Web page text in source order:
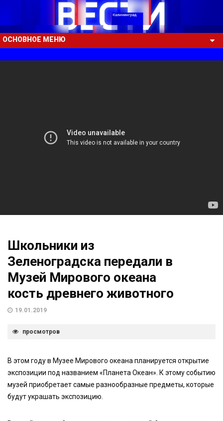
ОСНОВНОЕ МЕНЮ
Школьники из
Зеленоградска передали в
Музей Мирового океана
кость древнего животного
19.01.2019
просмотров
В этом году в Музее Мирового океана планируется открытие
экспозиции под названием «Планета Океан». К этому событию
музей приобретает самые разнообразные предметы, которые
будут украшать экспозицию.